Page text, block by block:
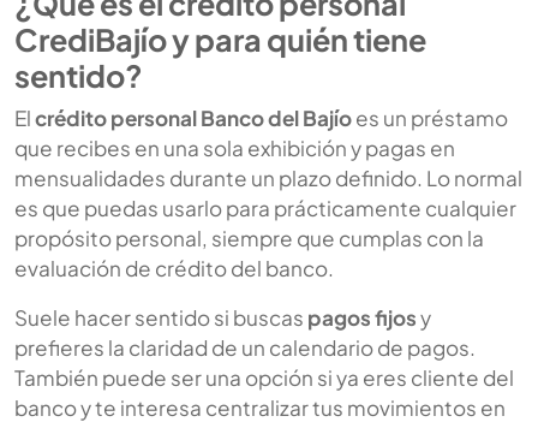
CrediBajío y para quién tiene
sentido?
Elcrédito personal Banco del Bajíoes un préstamo
que recibes en una sola exhibición y pagas en
mensualidades durante un plazo definido. Lo normal
es que puedas usarlo para prácticamente cualquier
propósito personal, siempre que cumplas con la
evaluación de crédito del banco.
Suele hacer sentido si buscas pagos fijosy
prefieres la claridad de un calendario de pagos.
También puede ser una opción si ya eres cliente del
banco y te interesa centralizar tus movimientos en